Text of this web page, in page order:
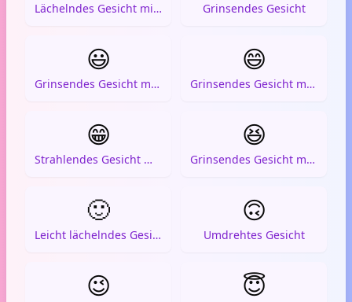
Lächelndes Gesicht mit lächelnden Augen Grinsendes Gesicht
😃
Grinsendes Gesicht mit großen Augen
😄
Grinsendes Gesicht mit lächelnden Augen
😁
Strahlendes Gesicht mit lächelnden Augen
😆
Grinsendes Gesicht mit zusammengekniffenen Augen
🙂
Leicht lächelndes Gesicht
🙃
Umdrehtes Gesicht
😉 😇